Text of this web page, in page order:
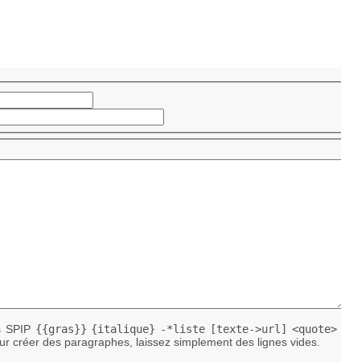
SPIP {{gras}} {italique} -*liste [texte->url] <quote>
créer des paragraphes, laissez simplement des lignes vides.